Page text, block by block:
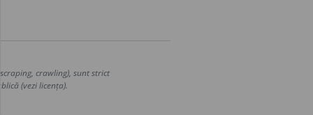
crawling), sunt strict
(vezi licența).